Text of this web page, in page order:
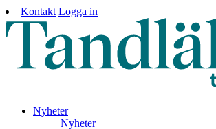
Kontakt Logga in
Nyheter
Nyheter